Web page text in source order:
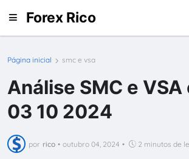
Forex Rico
Página inicial smc e vsa
Análise SMC e
03 10 2024
por rico • outubro 04, 2024 • 2 minutos de